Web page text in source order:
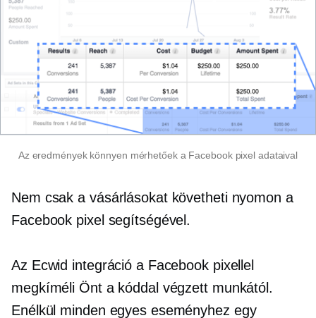
Az eredmények könnyen mérhetőek a Facebook pixel adataival
Nem csak a vásárlásokat követheti nyomon a
Facebook pixel segítségével.
Az Ecwid integráció a Facebook pixellel
megkíméli Önt a kóddal végzett munkától.
Enélkül minden egyes eseményhez egy